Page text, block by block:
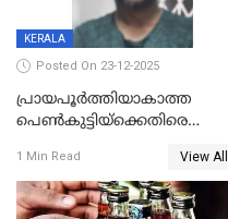
KERALA
Posted On 23-12-2025
പ്രായപൂർത്തിയാകാത്ത
പെൺകുട്ടിയ്ക്കെതിരെ
59 വർഷം തടവും 90,൦൦൦ രൂപ
പിഴയും ശിക്ഷ
1 Min Read View All